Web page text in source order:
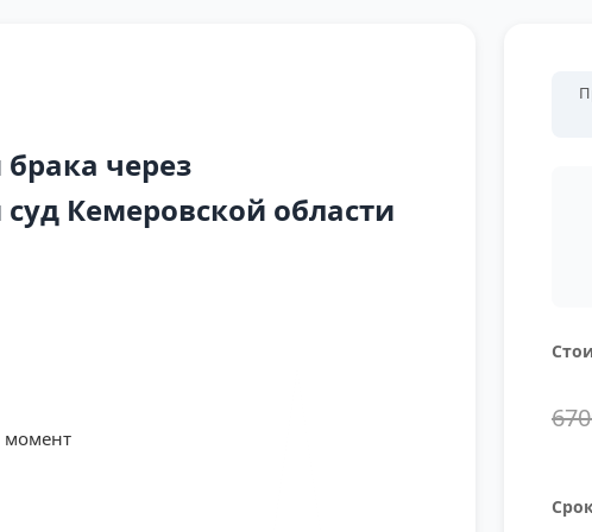
через
Кемеровской области
момент